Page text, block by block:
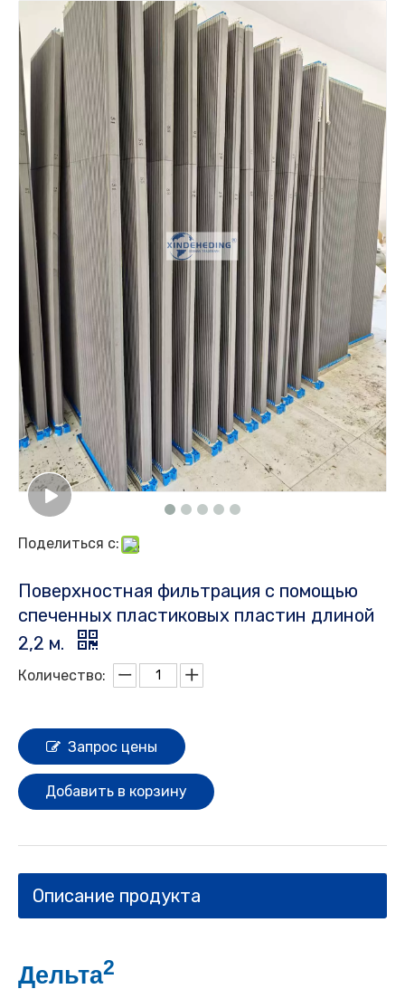
Поделиться с:
Поверхностная фильтрация с помощью
спеченных пластиковых пластин длиной
2,2 м.
Количество:
Запрос цены
Добавить в корзину
Описание продукта
Дельта2